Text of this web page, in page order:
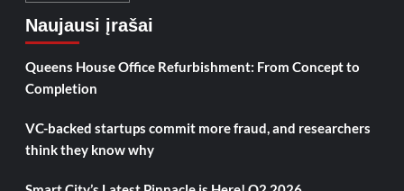
Naujausi įrašai
Queens House Office Refurbishment: From Concept to
Completion
VC-backed startups commit more fraud, and researchers
think they know why